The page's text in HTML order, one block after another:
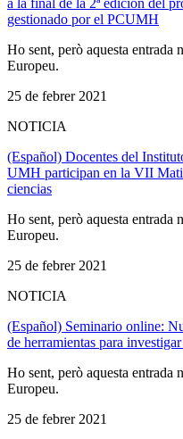
gestionado por el PCUMH
Ho sent, però aquesta entrada
Europeu.
25 de febrer 2021
NOTICIA
(Español) Docentes del
UMH participan en la VII
ciencias
Ho sent, però aquesta entrada
Europeu.
25 de febrer 2021
NOTICIA
(Español) Seminario online:
de herramientas para
Ho sent, però aquesta entrada
Europeu.
25 de febrer 2021